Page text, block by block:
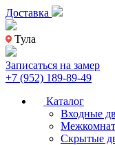
Доставка
Тула
Записаться на замер
+7 (952) 189-89-49
Каталог
Входные
Скрытые